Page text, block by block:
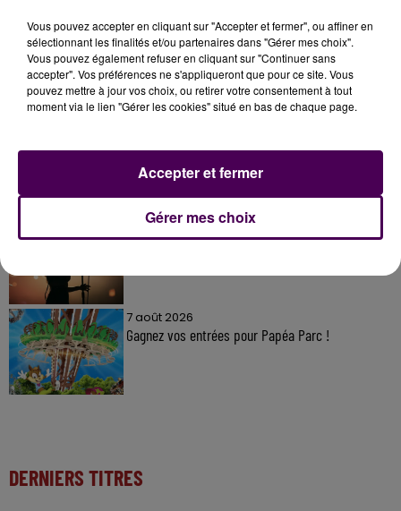
À LA UNE
Gagnez vos pass pour le V and B Fest' 2026 !
11 juillet 2026
Inscrivez-vous au casting The Voice & The Voice
7 août 2026
Gagnez vos entrées pour Papéa Parc !
DERNIERS TITRES
Vous pouvez accepter en cliquant sur "Accepter et fermer", ou affiner en
sélectionnant les finalités et/ou partenaires dans "Gérer mes choix".
Vous pouvez également refuser en cliquant sur "Continuer sans
accepter". Vos préférences ne s'appliqueront que pour ce site. Vous
pouvez mettre à jour vos choix, ou retirer votre consentement à tout
moment via le lien "Gérer les cookies" situé en bas de chaque page.
Gérer mes choix
Accepter et fermer